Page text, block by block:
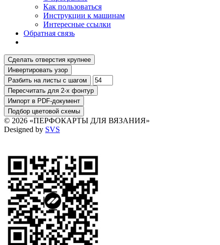
Как пользоваться
Инструкции к машинам
Интересные ссылки
Обратная связь
© 2026 «ПЕРФОКАРТЫ ДЛЯ ВЯЗАНИЯ»
Designed by SVS